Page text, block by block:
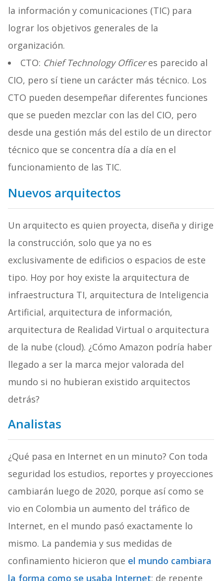
la información y comunicaciones (TIC) para
lograr los objetivos generales de la
organización.
CTO: Chief Technology Officeres parecido al
CIO, pero sí tiene un carácter más técnico. Los
CTO pueden desempeñar diferentes funciones
que se pueden mezclar con las del CIO, pero
desde una gestión más del estilo de un director
técnico que se concentra día a día en el
funcionamiento de las TIC.
Nuevos arquitectos
Un arquitecto es quien proyecta, diseña y dirige
la construcción, solo que ya no es
exclusivamente de edificios o espacios de este
tipo. Hoy por hoy existe la arquitectura de
infraestructura TI, arquitectura de Inteligencia
Artificial, arquitectura de información,
arquitectura de Realidad Virtual o arquitectura
de la nube (cloud). ¿Cómo Amazon podría haber
llegado a ser la marca mejor valorada del
mundo si no hubieran existido arquitectos
detrás?
Analistas
¿Qué pasa en Internet en un minuto? Con toda
seguridad los estudios, reportes y proyecciones
cambiarán luego de 2020, porque así como se
vio en Colombia un aumento del tráfico de
Internet, en el mundo pasó exactamente lo
mismo. La pandemia y sus medidas de
confinamiento hicieron que el mundo cambiara
la forma como se usaba Internet; de repente